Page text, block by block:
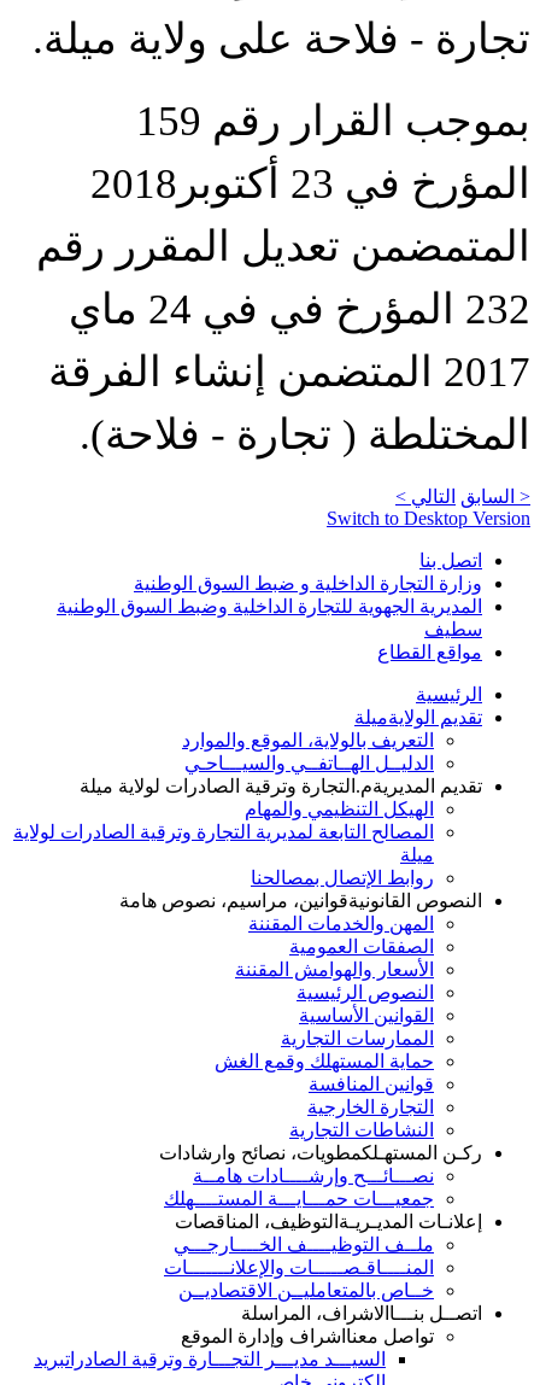
تجارة - فلاحة على ولاية ميلة.
بموجب القرار رقم 159
المؤرخ في 23 أكتوبر2018
المتمضمن تعديل المقرر رقم
232 المؤرخ في في 24 ماي
2017 المتضمن إنشاء الفرقة
المختلطة ( تجارة - فلاحة).
< السابق التالي >
Switch to Desktop Version
اتصل بنا
وزارة التجارة الداخلية و ضبط السوق الوطنية
المديرية الجهوية للتجارة الداخلية وضبط السوق الوطنية
سطيف
مواقع القطاع
الرئيسية
تقديم الولايةميلة
التعريف بالولاية، الموقع والموارد
الدليــل الهــاتفــي والسيـــاحـي
تقديم المديريةم.التجارة وترقية الصادرات لولاية ميلة
الهيكل التنظيمي والمهام
المصالح التابعة لمديرية التجارة وترقية الصادرات لولاية
ميلة
روابط الإتصال بمصالحنا
النصوص القانونيةقوانين، مراسيم، نصوص هامة
المهن والخدمات المقننة
الصفقات العمومية
الأسعار والهوامش المقننة
النصوص الرئيسية
القوانين الأساسية
الممارسات التجارية
حماية المستهلك وقمع الغش
قوانين المنافسة
التجارة الخارجية
النشاطات التجارية
ركـن المستهـلكمطويات، نصائح وارشادات
نصـــائـــح وإرشــــادات هامــة
جمعيـــات حمـــايـــة المستــــهلك
إعلانـات المديـريـة التوظيف، المناقصات
ملــف التوظيــــف الخــــارجـــي
المنــــاقـصـــــات والإعلانـــــــات
خــاص بالمتعامليــن الاقتصاديــن
اتصــل بنـــا الاشراف، المراسلة
تواصل معنا اشراف وإدارة الموقع
السيـــد مديـــر التجـــارة وترقية الصادراتبريد